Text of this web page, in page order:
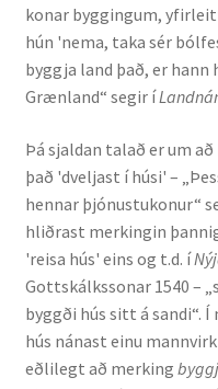
konar byggingum,
hún 'nema, taka sér
byggja land það, er
Grænland“ segir í
Þá sjaldan talað er um
það 'dveljast í húsi' –
hennar þjónustukonur“
hliðrast merkingin
'reisa hús' eins og t.d. í
Gottskálkssonar 1540 –
byggði hús sitt á sandi“.
hús nánast einu
eðlilegt að merking